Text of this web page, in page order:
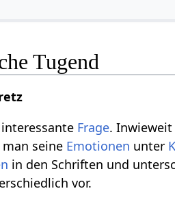
Tugend
Frage.
seine Emotionen unter
in den Schriften und
vor.